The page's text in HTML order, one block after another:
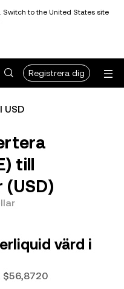
Switch to the United States site
Registrera dig
USD
till
(USD)
värd i
$56,8720